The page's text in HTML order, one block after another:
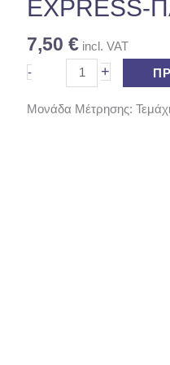
EXPRESS-
7,50 € incl. VAT
-
GR
ποσότητα
+
Μονάδα Μέτρησης: